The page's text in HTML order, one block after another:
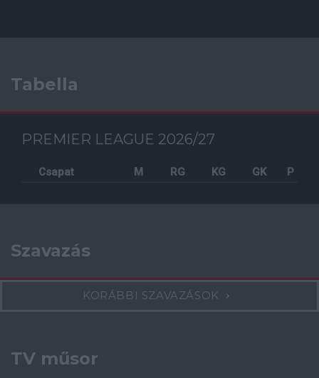
Tabella
PREMIER LEAGUE 2026/27
Csapat M RG KG GK P
Szavazás
KORÁBBI SZAVAZÁSOK
TV műsor